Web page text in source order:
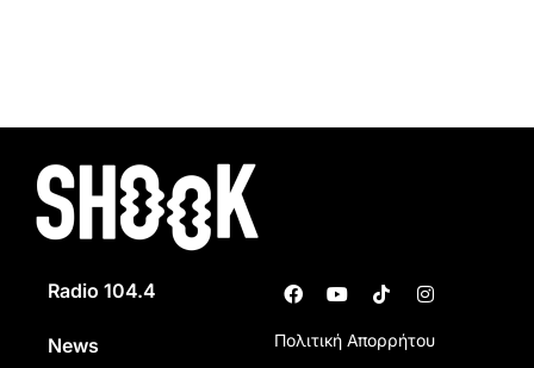
Radio 104.4
News Πολιτική Απορρήτου